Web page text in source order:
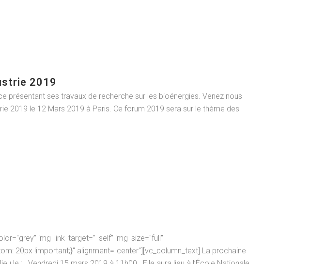
2019
présentant ses travaux de recherche sur les bioénergies. Venez nous
2019 le 12 Mars 2019 à Paris. Ce forum 2019 sera sur le thème des
img_link_target="_self" img_size="full"
20px !important;}" alignment="center"][vc_column_text] La prochaine